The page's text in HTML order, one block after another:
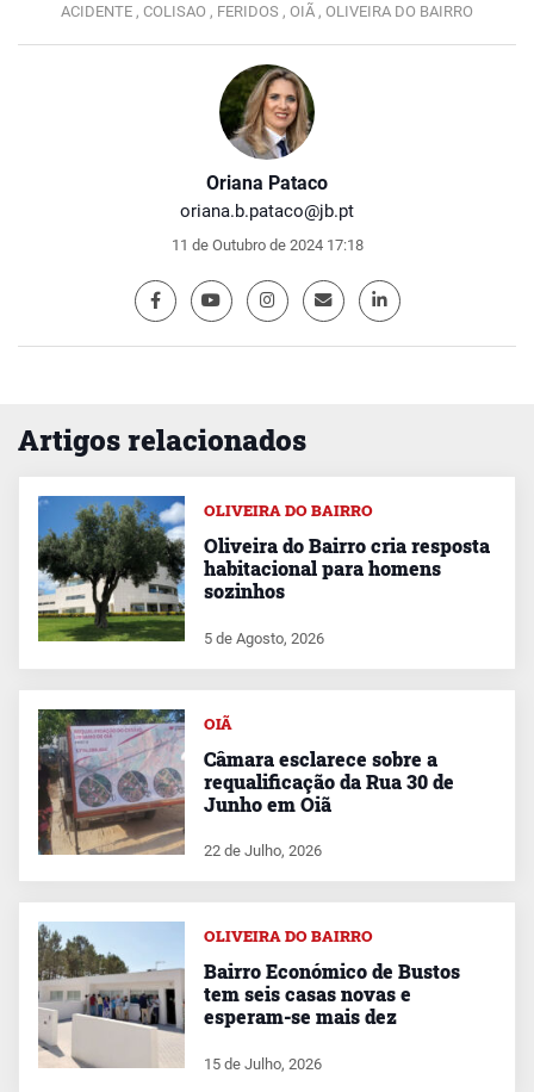
Oriana Pataco
oriana.b.pataco@jb.pt
11 de Outubro de 2024 17:18
ACIDENTE , COLISAO , FERIDOS , OIÃ , OLIVEIRA DO BAIRRO
Artigos relacionados
OLIVEIRA DO BAIRRO
Oliveira do Bairro cria resposta
habitacional para homens
sozinhos
5 de Agosto, 2026
OIÃ
Câmara esclarece sobre a
requalificação da Rua 30 de
Junho em Oiã
22 de Julho, 2026
OLIVEIRA DO BAIRRO
Bairro Económico de Bustos
tem seis casas novas e
esperam-se mais dez
15 de Julho, 2026